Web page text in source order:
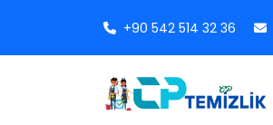
+90 542 514 32 36